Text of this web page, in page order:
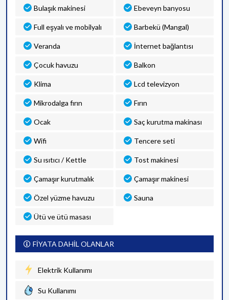
Bulaşık makinesi Ebeveyn banyosu
Full eşyalı ve mobilyalı Barbekü (Mangal)
Veranda İnternet bağlantısı
Çocuk havuzu Balkon
Klima Lcd televizyon
Mikrodalga fırın Fırın
Ocak Saç kurutma makinası
Wifi Tencere seti
Su ısıtıcı / Kettle Tost makinesi
Çamaşır kurutmalık Çamaşır makinesi
Özel yüzme havuzu Sauna
Ütü ve ütü masası
FİYATA DAHİL OLANLAR
Elektrik Kullanımı
Su Kullanımı